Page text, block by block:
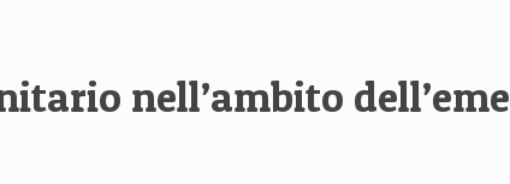
nell’ambito